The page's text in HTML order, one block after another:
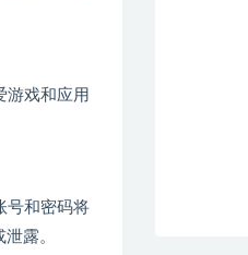
游戏和应用
号和密码将
露。